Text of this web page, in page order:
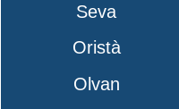
Seva
Oristà
Olvan